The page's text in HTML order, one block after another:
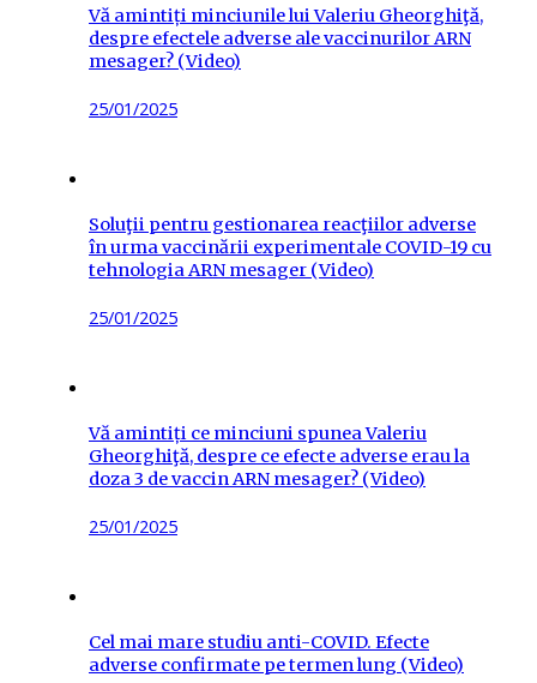
Vă amintiți minciunile lui Valeriu Gheorghiţă,
despre efectele adverse ale vaccinurilor ARN
mesager? (Video)
Posted
25/01/2025
Soluţii pentru gestionarea reacţiilor adverse
în urma vaccinării experimentale COVID-19 cu
tehnologia ARN mesager (Video)
Posted
25/01/2025
Vă amintiți ce minciuni spunea Valeriu
Gheorghiţă, despre ce efecte adverse erau la
doza 3 de vaccin ARN mesager? (Video)
Posted
25/01/2025
Cel mai mare studiu anti-COVID. Efecte
adverse confirmate pe termen lung (Video)